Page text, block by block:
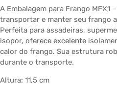
A Embalagem para Frango MFX1
transportar e manter seu frango
Perfeita para assadeiras,
isopor, oferece excelente
calor do frango. Sua estrutura
durante o transporte.
Altura: 11,5 cm